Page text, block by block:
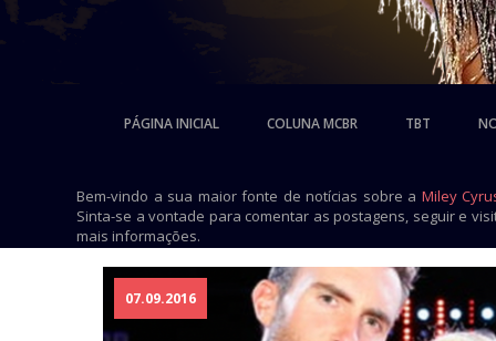
PÁGINA INICIAL COLUNA MCBR TBT
Bem-vindo a sua maior fonte de notícias sobre a Miley
Sinta-se a vontade para comentar as postagens, seguir e
mais informações.
07.09.2016